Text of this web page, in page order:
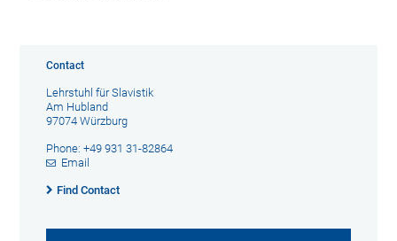
Contact
Lehrstuhl für Slavistik
Am Hubland
97074 Würzburg
Phone: +49 931 31-82864
Email
Find Contact